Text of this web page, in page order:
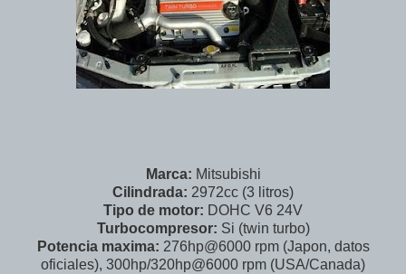
Marca: Mitsubishi
Cilindrada: 2972cc (3 litros)
Tipo de motor: DOHC V6 24V
Turbocompresor: Si (twin turbo)
Potencia maxima: 276hp@6000 rpm (Japon, datos
oficiales), 300hp/320hp@6000 rpm (USA/Canada)